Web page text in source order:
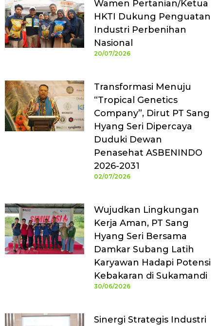
Wamen Pertanian/Ketua
HKTI Dukung Penguatan
Industri Perbenihan
Nasional
20/07/2026
Transformasi Menuju
“Tropical Genetics
Company”, Dirut PT Sang
Hyang Seri Dipercaya
Duduki Dewan
Penasehat ASBENINDO
2026-2031
02/07/2026
Wujudkan Lingkungan
Kerja Aman, PT Sang
Hyang Seri Bersama
Damkar Subang Latih
Karyawan Hadapi Potensi
Kebakaran di Sukamandi
30/06/2026
Sinergi Strategis Industri